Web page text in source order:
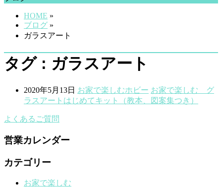
HOME »
ブログ »
ガラスアート
タグ : ガラスアート
2020年5月13日 お家で楽しむホビー お家で楽しむ グ
ラスアートはじめてキット（教本、図案集つき）
よくあるご質問
営業カレンダー
カテゴリー
お家で楽しむ